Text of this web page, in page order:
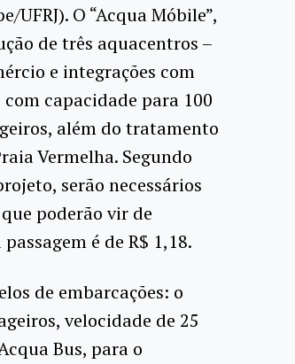
UFRJ). O “Acqua Móbile”,
de três aquacentros –
e integrações com
capacidade para 100
além do tratamento
Vermelha. Segundo
serão necessários
poderão vir de
é de R$ 1,18.
de embarcações: o
velocidade de 25
Bus, para o